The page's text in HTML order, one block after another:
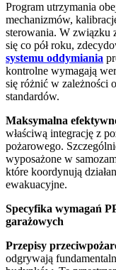
Program utrzymania
mechanizmów,
sterowania. W związku
się co pół roku,
systemu oddymiania
kontrolne wymagają
się różnić w zależności
standardów.
Maksymalna
właściwą integrację z
pożarowego.
wyposażone w
które koordynują
ewakuacyjne.
Specyfika wymagań
garażowych
Przepisy
odgrywają